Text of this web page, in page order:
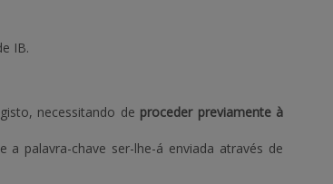
IB.
necessitando de proceder previamente à
palavra-chave ser-lhe-á enviada através de